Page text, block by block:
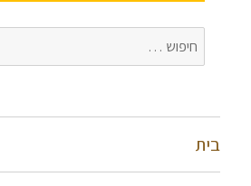
חפש:
בית